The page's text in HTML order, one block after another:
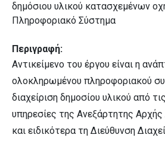
δημόσιου υλικού κατασχεμένων
Πληροφοριακό Σύστημα
Περιγραφή:
Αντικείμενο του έργου είναι η
ολοκληρωμένου πληροφοριακού
διαχείριση δημοσίου υλικού από
υπηρεσίες της Ανεξάρτητης
και ειδικότερα τη Διεύθυνση